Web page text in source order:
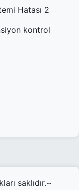
Hatası 2
kontrol
saklıdır.~